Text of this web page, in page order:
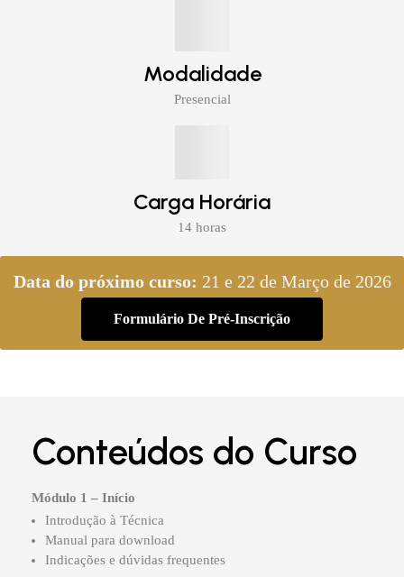
Modalidade
Presencial
Carga Horária
14 horas
Data do próximo curso: 21 e 22 de Março de 2026
Formulário De Pré-Inscrição
Conteúdos do Curso
Módulo 1 – Início
Introdução à Técnica
Manual para download
Indicações e dúvidas frequentes